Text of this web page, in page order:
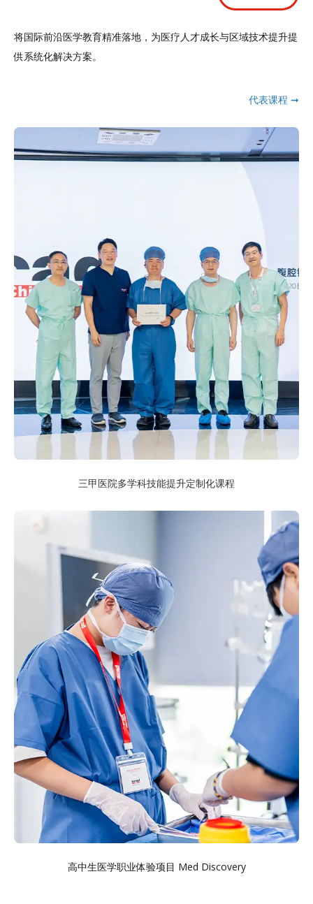
将国际前沿医学教育精准落地，为医疗人才成长与区域技术提升提
供系统化解决方案。
代表课程 ➞
三甲医院多学科技能提升定制化课程
高中生医学职业体验项目 Med Discovery